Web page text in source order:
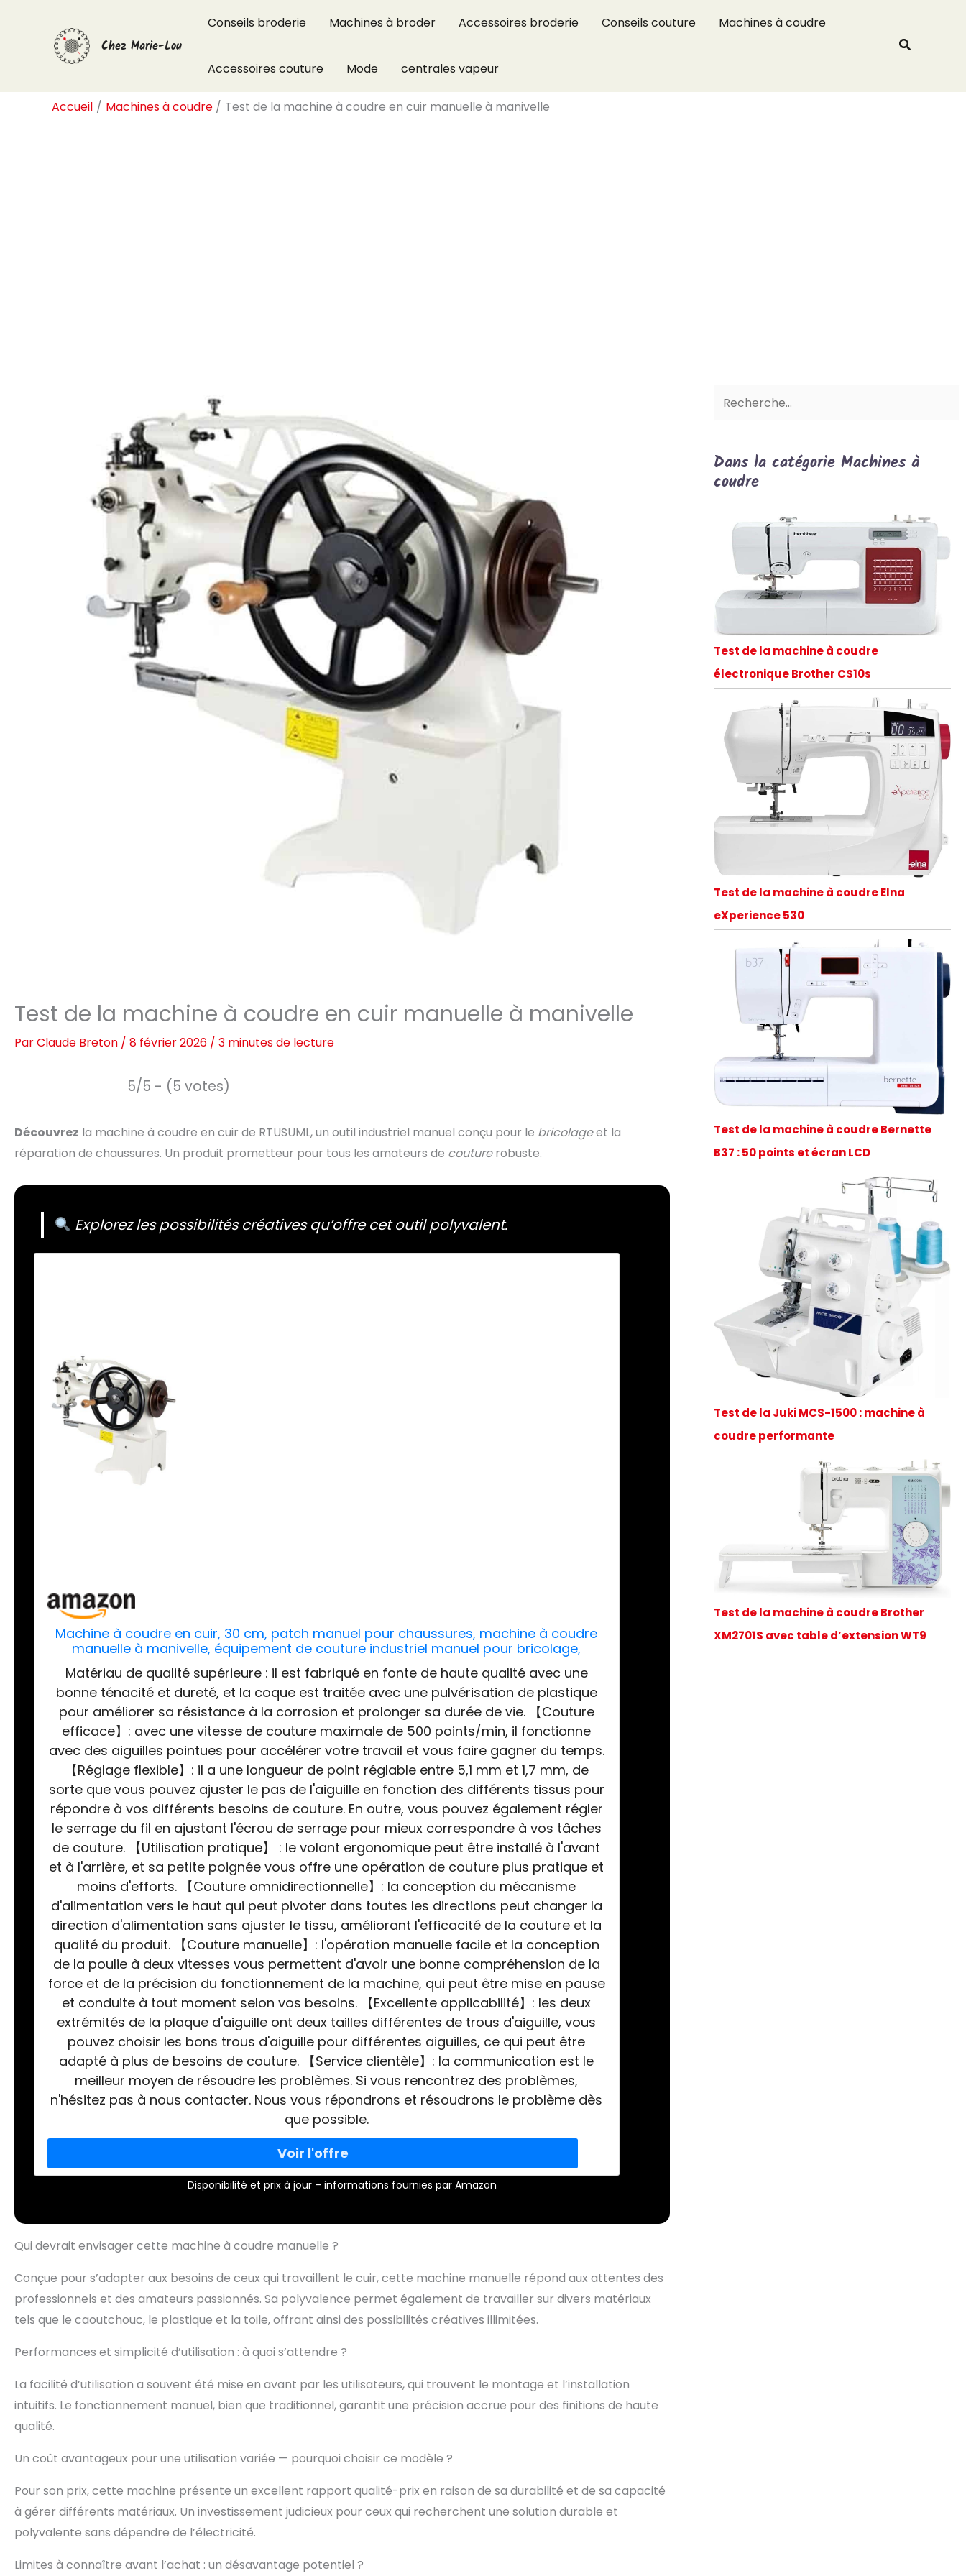
Chez Marie-Lou
Conseils broderie Machines à broder Accessoires broderie Conseils couture Machines à coudre
Accessoires couture Mode centrales vapeur
Accueil Machines à coudre Test de la machine à coudre en cuir manuelle à manivelle
Test de la machine à coudre en cuir manuelle à manivelle
ParClaude Breton / 8 février 2026 / 3 minutes de lecture
5/5 - (5 votes)
Découvrez la machine à coudre en cuir de RTUSUML, un outil industriel manuel conçu pour le bricolageet la
réparation de chaussures. Un produit prometteur pour tous les amateurs de couturerobuste.
Explorez les possibilités créatives qu’offre cet outil polyvalent.
Machine à coudre en cuir, 30 cm, patch manuel pour chaussures, machine à coudre
manuelle à manivelle, équipement de couture industriel manuel pour bricolage,
caoutchouc, plastique et toile
Matériau de qualité supérieure : il est fabriqué en fonte de haute qualité avec une
bonne ténacité et dureté, et la coque est traitée avec une pulvérisation de plastique
pour améliorer sa résistance à la corrosion et prolonger sa durée de vie. 【Couture
efficace】: avec une vitesse de couture maximale de 500 points/min, il fonctionne
avec des aiguilles pointues pour accélérer votre travail et vous faire gagner du temps.
【Réglage flexible】: il a une longueur de point réglable entre 5,1 mm et 1,7 mm, de
sorte que vous pouvez ajuster le pas de l'aiguille en fonction des différents tissus pour
répondre à vos différents besoins de couture. En outre, vous pouvez également régler
le serrage du fil en ajustant l'écrou de serrage pour mieux correspondre à vos tâches
de couture. 【Utilisation pratique】 : le volant ergonomique peut être installé à l'avant
et à l'arrière, et sa petite poignée vous offre une opération de couture plus pratique et
moins d'efforts. 【Couture omnidirectionnelle】: la conception du mécanisme
d'alimentation vers le haut qui peut pivoter dans toutes les directions peut changer la
direction d'alimentation sans ajuster le tissu, améliorant l'efficacité de la couture et la
qualité du produit. 【Couture manuelle】: l'opération manuelle facile et la conception
de la poulie à deux vitesses vous permettent d'avoir une bonne compréhension de la
force et de la précision du fonctionnement de la machine, qui peut être mise en pause
et conduite à tout moment selon vos besoins. 【Excellente applicabilité】: les deux
extrémités de la plaque d'aiguille ont deux tailles différentes de trous d'aiguille, vous
pouvez choisir les bons trous d'aiguille pour différentes aiguilles, ce qui peut être
adapté à plus de besoins de couture. 【Service clientèle】: la communication est le
meilleur moyen de résoudre les problèmes. Si vous rencontrez des problèmes,
n'hésitez pas à nous contacter. Nous vous répondrons et résoudrons le problème dès
que possible.
Disponibilité et prix à jour – informations fournies par Amazon
Qui devrait envisager cette machine à coudre manuelle ?
Conçue pour s’adapter aux besoins de ceux qui travaillent le cuir, cette machine manuelle répond aux attentes des
professionnels et des amateurs passionnés. Sa polyvalence permet également de travailler sur divers matériaux
tels que le caoutchouc, le plastique et la toile, offrant ainsi des possibilités créatives illimitées.
Performances et simplicité d’utilisation : à quoi s’attendre ?
La facilité d’utilisation a souvent été mise en avant par les utilisateurs, qui trouvent le montage et l’installation
intuitifs. Le fonctionnement manuel, bien que traditionnel, garantit une précision accrue pour des finitions de haute
qualité.
Un coût avantageux pour une utilisation variée — pourquoi choisir ce modèle ?
Pour son prix, cette machine présente un excellent rapport qualité-prix en raison de sa durabilité et de sa capacité
à gérer différents matériaux. Un investissement judicieux pour ceux qui recherchent une solution durable et
polyvalente sans dépendre de l’électricité.
Limites à connaître avant l’achat : un désavantage potentiel ?
Dans la catégorie Machines à
coudre
Test de la machine à coudre
électronique Brother CS10s
Test de la machine à coudre Elna
eXperience 530
Test de la machine à coudre Bernette
B37 : 50 points et écran LCD
Test de la Juki MCS-1500 : machine à
coudre performante
Test de la machine à coudre Brother
XM2701S avec table d’extension WT9